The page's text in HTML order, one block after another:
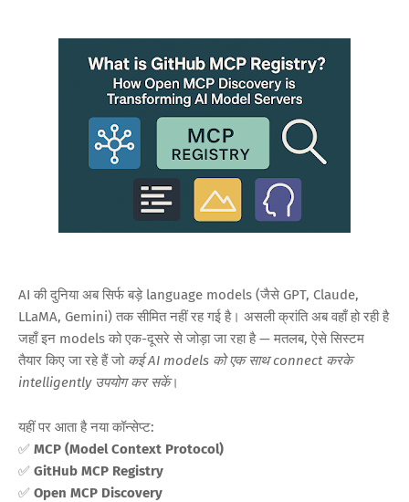
AI की दुनिया अब सिर्फ बड़े language models (जैसे GPT, Claude,
LLaMA, Gemini) तक सीमित नहीं रह गई है। असली क्रांति अब वहाँ हो रही है
जहाँ इन models को एक-दूसरे से जोड़ा जा रहा है — मतलब, ऐसे सिस्टम
तैयार किए जा रहे हैं जो कई AI models को एक साथ connect करके
intelligently उपयोग कर सकें।
यहीं पर आता है नया कॉन्सेप्ट:
✅ MCP (Model Context Protocol)
✅ GitHub MCP Registry
✅ Open MCP Discovery